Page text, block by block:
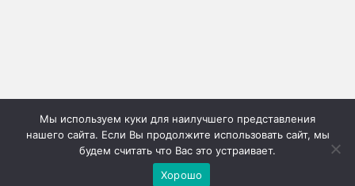
©2026г. "Сию" Сервис коммерческих публикаций
Меню
Мы используем куки для наилучшего представления
нашего сайта. Если Вы продолжите использовать сайт, мы
будем считать что Вас это устраивает.
Хорошо